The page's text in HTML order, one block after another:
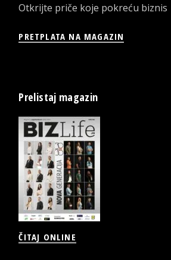
Otkrijte priče koje pokreću biznis
PRETPLATA NA MAGAZIN
Prelistaj magazin
ČITAJ ONLINE